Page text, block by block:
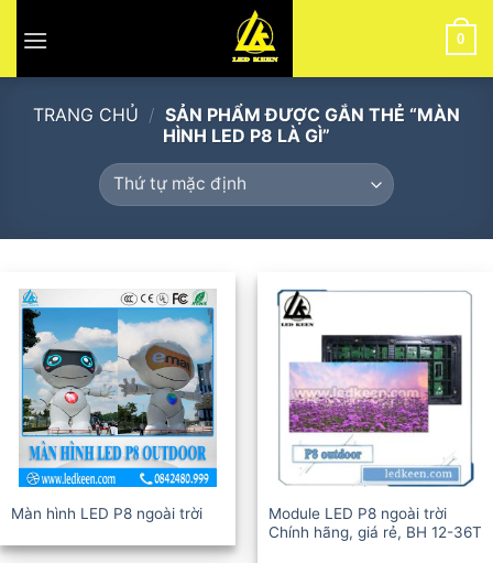
0
TRANG CHỦ / SẢN PHẨM ĐƯỢC GẮN THẺ “MÀN
HÌNH LED P8 LÀ GÌ”
Màn hình LED P8 ngoài trời
Module LED P8 ngoài trời
Chính hãng, giá rẻ, BH 12-36T